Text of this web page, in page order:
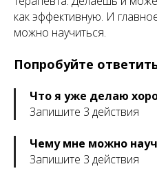
как эффективную. И
можно научиться.
Попробуйте
Что я уже делаю
Запишите 3 действия
Чему мне можно
Запишите 3 действия